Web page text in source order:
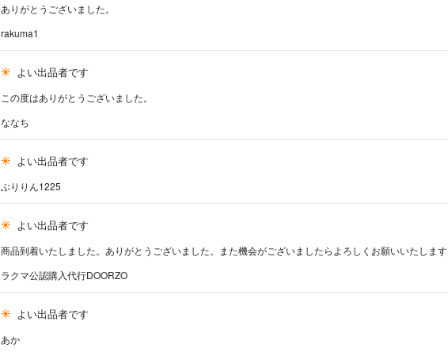
ありがとうございました。
rakuma1
よい出品者です
この度はありがとうございました。
ななち
よい出品者です
ぶりりん1225
よい出品者です
商品到着いたしました。ありがとうございました。また機会がございましたらよろしくお願いいたします
ラクマ公認購入代行DOORZO
よい出品者です
あか